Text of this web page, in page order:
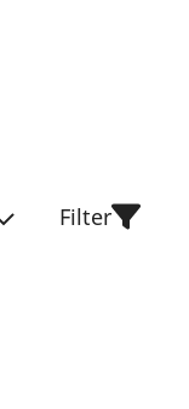
Filter